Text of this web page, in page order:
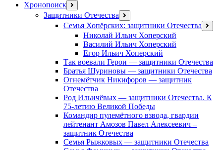
Хронопоиск открыть
меню
Защитники Отечества открыть
меню
Семья Хопёрских: защитники Отечества
меню
Николай Ильич Хоперский
Василий Ильич Хоперский
Егор Ильич Хоперский
Так воевали Герои — защитники Отечества
Братья Шуриновы — защитники Отечества
Огнемётчик Никифоров — защитник
Отечества
Род Ильичёвых — защитники Отечества. К
75-летию Великой Победы
Командир пулемётного взвода, гвардии
лейтенант Амозов Павел Алексеевич –
защитник Отечества
Семья Рыжковых — защитники Отечества